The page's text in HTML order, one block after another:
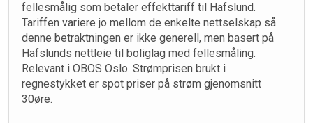
fellesmålig som betaler effekttariff til Hafslund.
Tariffen variere jo mellom de enkelte nettselskap så
denne betraktningen er ikke generell, men basert på
Hafslunds nettleie til boliglag med fellesmåling.
Relevant i OBOS Oslo. Strømprisen brukt i
regnestykket er spot priser på strøm gjenomsnitt
30øre.